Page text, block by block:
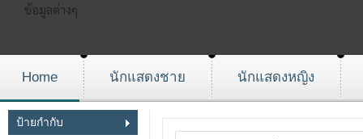
ข้อมูลต่างๆ
Home นักแสดงชาย นักแสดงหญิง
ป้ายกำกับ